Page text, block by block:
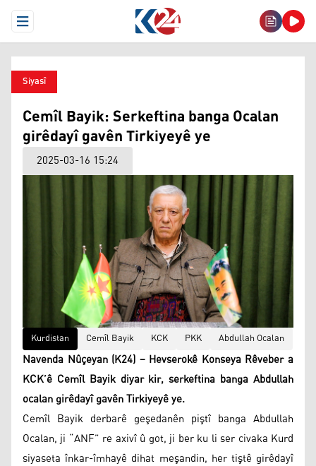
Open Menu
Siyasî
Cemîl Bayik: Serkeftina banga Ocalan
girêdayî gavên Tirkiyeyê ye
2025-03-16 15:24
Kurdistan Cemîl Bayik KCK PKK Abdullah Ocalan
Navenda Nûçeyan (K24) – Hevserokê Konseya Rêveber a
KCK’ê Cemîl Bayik diyar kir, serkeftina banga Abdullah
ocalan girêdayî gavên Tirkiyeyê ye.
Cemîl Bayik derbarê geşedanên piştî banga Abdullah
Ocalan, ji “ANF” re axivî û got, ji ber ku li ser civaka Kurd
siyaseta înkar-îmhayê dihat meşandin, her tiştê girêdayî